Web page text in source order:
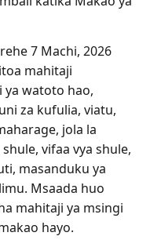
7 Machi, 2026
mahitaji
watoto hao,
za kufulia, viatu,
jola la
vifaa vya shule,
masanduku ya
Msaada huo
mahitaji ya msingi
hayo.